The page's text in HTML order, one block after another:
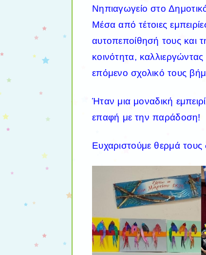
Νηπιαγωγείο στο
Μέσα από τέτοιες
αυτοπεποίθησή τους και
κοινότητα,
επόμενο σχολικό τους
Ήταν μια μοναδική
επαφή με την παράδοση!
Ευχαριστούμε θερμά τους